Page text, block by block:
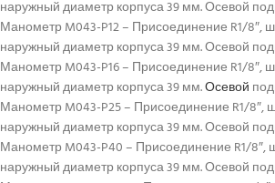
наружный диаметр корпуса 39 мм. Осевой
Манометр M043-P12 – Присоединение R1/8″,
наружный диаметр корпуса 39 мм. Осевой
Манометр M043-P16 – Присоединение R1/8″,
наружный диаметр корпуса 39 мм.Осевой
Манометр M043-P25 – Присоединение R1/8″,
наружный диаметр корпуса 39 мм. Осевой
Манометр M043-P40 – Присоединение R1/8″,
наружный диаметр корпуса 39 мм. Осевой